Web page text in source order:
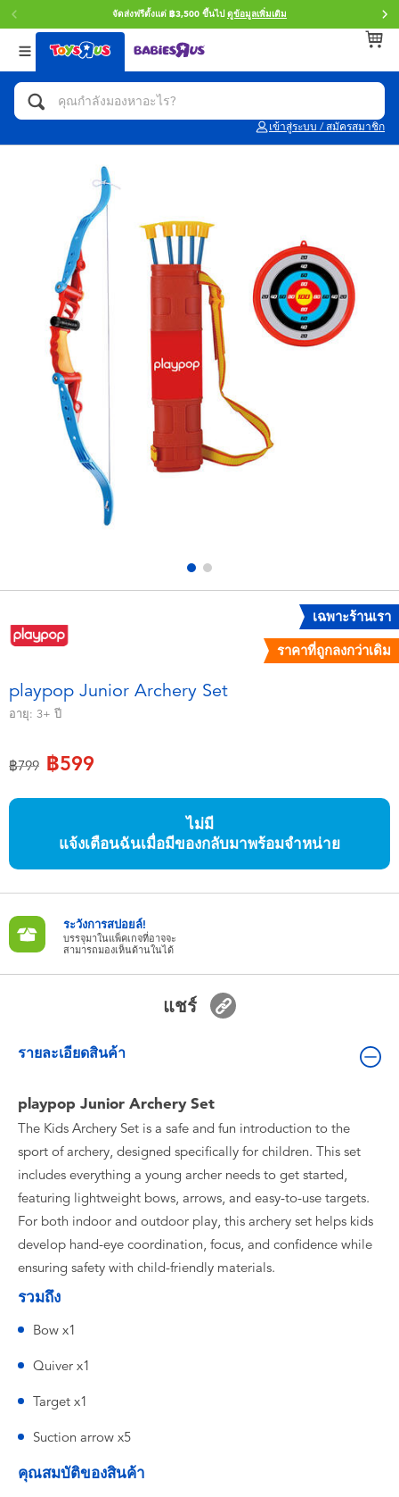
จัดส่งฟรีตั้งแต่ ฿3,500 ขึ้นไป ดูข้อมูลเพิ่มเติม
เข้าสู่ระบบ / สมัครสมาชิก
กลับ
หมวดหมู่
แอคชั่นฟิกเกอร์ และการสวมบทบาทเป็นฮีโร่
ตัวต่อและ LEGO
รถของเล่น, รถบรรทุกของเล่น, รถไฟของเล่น
และรีโมทบังคับ
กิจกรรมและงานคราฟท์
ตุ๊กตาและของสะสม
อุปกรณ์อิเล็คทรอนิกส์
เกมและพัซเซิล
ของเล่นเพื่อการเรียนรู้
กิจกรรมกลางแจ้งและกีฬา
อุปกรณ์แต่งตัวและการสวมบทบาท
ของเล่นนุ่มนิ่ม
ไอเทมฤดูร้อน
ของเล่นสำหรับเด็กทารกและวัยหัดเดิน
Nintendo Switch
ตัวละครเพี่อการสะสม
กลับ
แบรนด์
Toy Story ทอย สตอรี่
Star Wars
LEGOเลโก้
Blokees บล็อคคีส์
Zuru ซูรู
X-Shot
playpop
Barbie บาร์บี้
กลับ
Age
0~2 ปี
5~7 ปี
8~11 ปี
12~14 ปี
14+ ปี
เฉพาะร้านเรา
ราคาที่ถูกลงกว่าเดิม
playpop Junior Archery Set
อายุ: 3+ ปี
ลดราคาจาก
฿799ถึง฿599
ไม่มี
แจ้งเตือนฉันเมื่อมีของกลับมาพร้อมจำหน่าย
ระวังการสปอยล์!
บรรจุมาในแพ็คเกจที่อาจจะ
สามารถมองเห็นด้านในได้
แชร์
รายละเอียดสินค้า
playpop Junior Archery Set
The Kids Archery Set is a safe and fun introduction to the
sport of archery, designed specifically for children. This set
includes everything a young archer needs to get started,
featuring lightweight bows, arrows, and easy-to-use targets.
For both indoor and outdoor play, this archery set helps kids
develop hand-eye coordination, focus, and confidence while
ensuring safety with child-friendly materials.
รวมถึง
Bow x1
Quiver x1
Target x1
Suction arrow x5
คุณสมบัติของสินค้า